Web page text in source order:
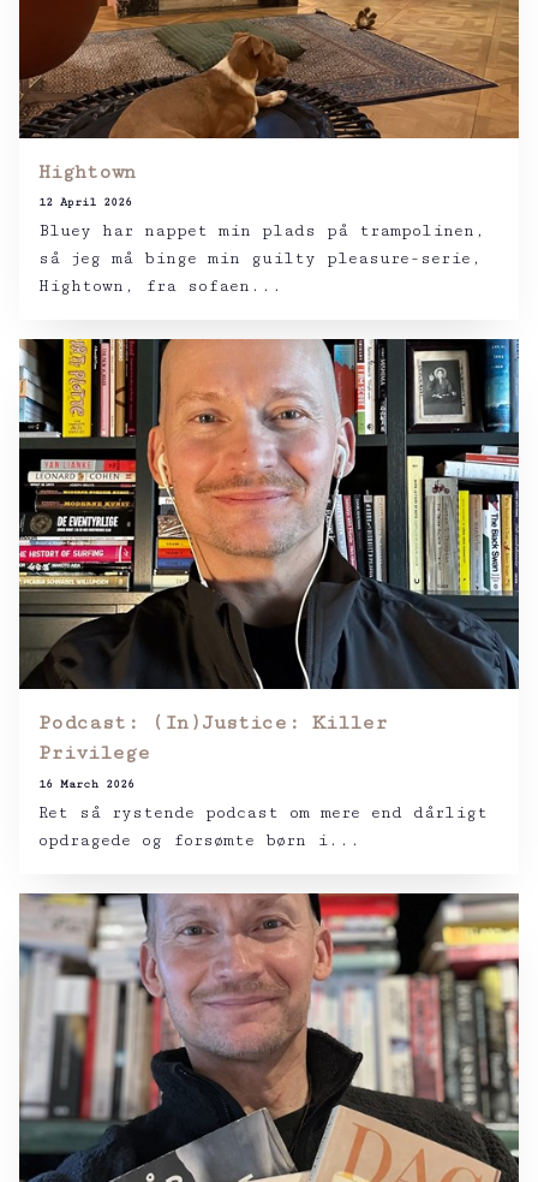
Hightown
12 April 2026
Bluey har nappet min plads på trampolinen,
så jeg må binge min guilty pleasure-serie,
Hightown, fra sofaen...
Podcast: (In)Justice: Killer
Privilege
16 March 2026
Ret så rystende podcast om mere end dårligt
opdragede og forsømte børn i...